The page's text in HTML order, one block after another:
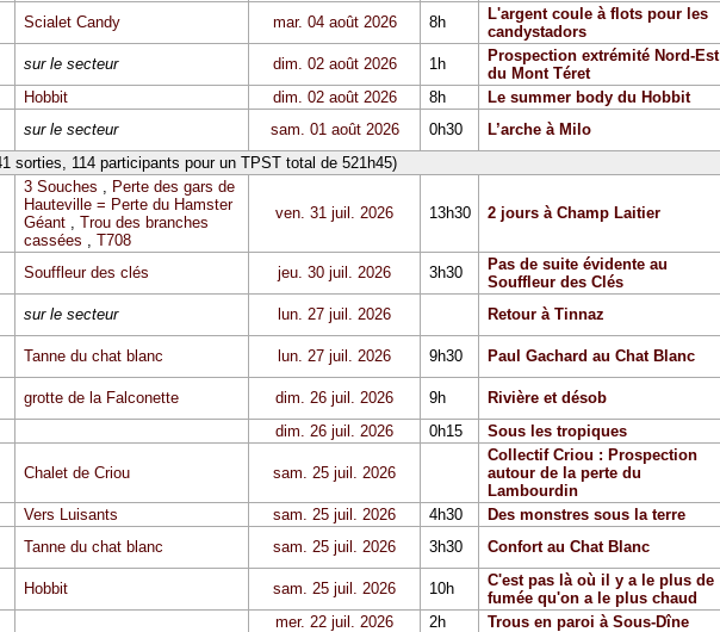
Scialet Candy mar. 04 août 2026 8h
L'argent coule à flots pour les
candystadors
sur le secteur dim. 02 août 2026 1h
Prospection extrémité Nord-Est
du Mont Téret
Hobbit dim. 02 août 2026 8h Le summer body du Hobbit
sur le secteur sam. 01 août 2026 0h30 L’arche à Milo
sorties, 114 participants pour un TPST total de 521h45)
3 Souches , Perte des gars de
Hauteville = Perte du Hamster
Géant, Trou des branches
cassées , T708
ven. 31 juil. 2026 13h30 2 jours à Champ Laitier
Souffleur des clés jeu. 30 juil. 2026 3h30
Pas de suite évidente au
Souffleur des Clés
sur le secteur lun. 27 juil. 2026 Retour à Tinnaz
Tanne du chat blanc lun. 27 juil. 2026 9h30 Paul Gachard au Chat Blanc
grotte de la Falconette dim. 26 juil. 2026 9h Rivière et désob
dim. 26 juil. 2026
0h15 Sous les tropiques
Chalet de Criou sam. 25 juil. 2026
Collectif Criou : Prospection
autour de la perte du
Lambourdin
Vers Luisants sam. 25 juil. 2026 4h30 Des monstres sous la terre
Tanne du chat blanc sam. 25 juil. 2026 3h30 Confort au Chat Blanc
Hobbit sam. 25 juil. 2026 10h
C'est pas là où il y a le plus de
fumée qu'on a le plus chaud
mer. 22 juil. 2026
2h Trous en paroi à Sous-Dîne